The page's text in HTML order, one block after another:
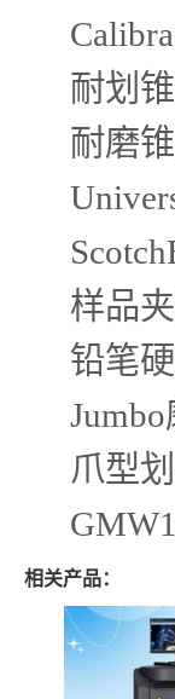
耐划锥
耐磨锥
样品夹
铅笔硬
Jumbo
爪型划
相关产品：